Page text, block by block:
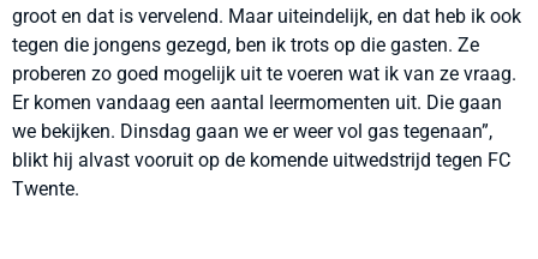
groot en dat is vervelend. Maar uiteindelijk, en dat heb ik ook
tegen die jongens gezegd, ben ik trots op die gasten. Ze
proberen zo goed mogelijk uit te voeren wat ik van ze vraag.
Er komen vandaag een aantal leermomenten uit. Die gaan
we bekijken. Dinsdag gaan we er weer vol gas tegenaan”,
blikt hij alvast vooruit op de komende uitwedstrijd tegen FC
Twente.